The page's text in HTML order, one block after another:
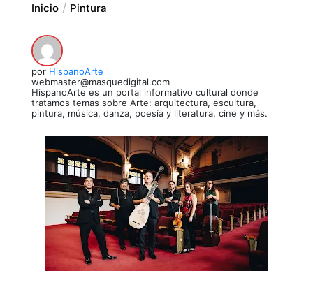
Inicio Pintura
por HispanoArte
webmaster@masquedigital.com
HispanoArte es un portal informativo cultural donde
tratamos temas sobre Arte: arquitectura, escultura,
pintura, música, danza, poesía y literatura, cine y más.